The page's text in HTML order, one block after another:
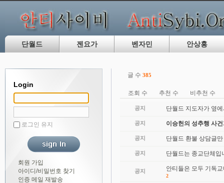
단월드 젠요가 벤자민 안상홍
Login
로그인 유지
회원 가입
아이디/비밀번호 찾기
인증 메일 재발송
글 수 385
조회 수 추천 수 비추천 수
공지 단월드 지도자가 옆
공지 이승헌의 성추행 사
공지 단월드 환불 상담글
공지 단월드는 종교단체입
공지 안티들은 모두 기독
2